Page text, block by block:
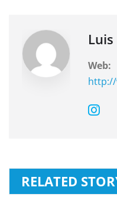
Web:
http://
RELATED